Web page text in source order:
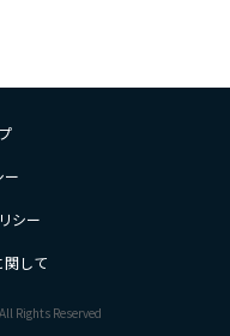
ー
シー
して
Rights Reserved